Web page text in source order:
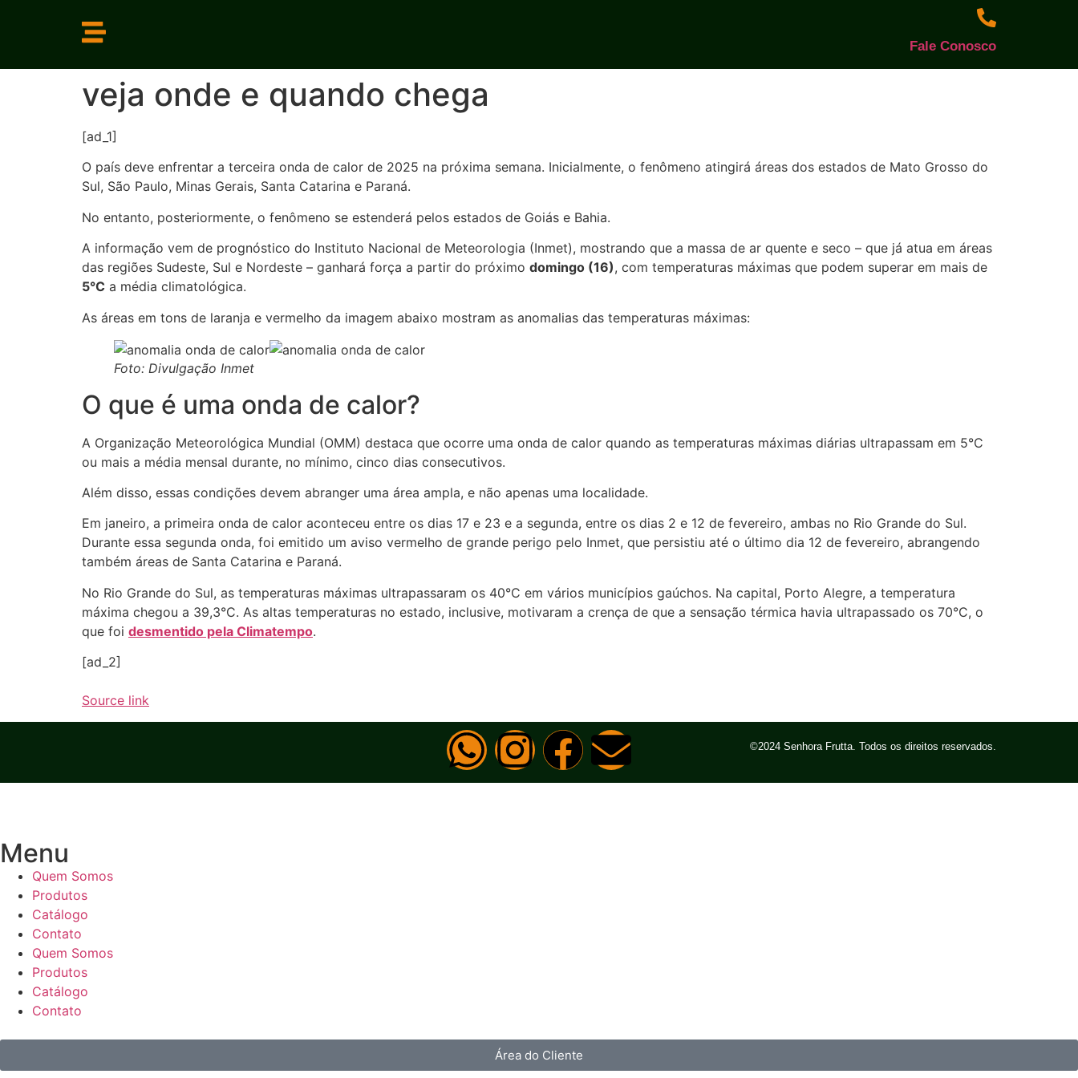
Fale Conosco
veja onde e quando chega
[ad_1]
O país deve enfrentar a terceira onda de calor de 2025 na próxima semana. Inicialmente, o fenômeno atingirá áreas dos estados de Mato Grosso do
Sul, São Paulo, Minas Gerais, Santa Catarina e Paraná.
No entanto, posteriormente, o fenômeno se estenderá pelos estados de Goiás e Bahia.
A informação vem de prognóstico do Instituto Nacional de Meteorologia (Inmet), mostrando que a massa de ar quente e seco – que já atua em áreas
das regiões Sudeste, Sul e Nordeste – ganhará força a partir do próximo domingo (16), com temperaturas máximas que podem superar em mais de
5°C a média climatológica.
As áreas em tons de laranja e vermelho da imagem abaixo mostram as anomalias das temperaturas máximas:
Foto: Divulgação Inmet
O que é uma onda de calor?
A Organização Meteorológica Mundial (OMM) destaca que ocorre uma onda de calor quando as temperaturas máximas diárias ultrapassam em 5°C
ou mais a média mensal durante, no mínimo, cinco dias consecutivos.
Além disso, essas condições devem abranger uma área ampla, e não apenas uma localidade.
Em janeiro, a primeira onda de calor aconteceu entre os dias 17 e 23 e a segunda, entre os dias 2 e 12 de fevereiro, ambas no Rio Grande do Sul.
Durante essa segunda onda, foi emitido um aviso vermelho de grande perigo pelo Inmet, que persistiu até o último dia 12 de fevereiro, abrangendo
também áreas de Santa Catarina e Paraná.
No Rio Grande do Sul, as temperaturas máximas ultrapassaram os 40°C em vários municípios gaúchos. Na capital, Porto Alegre, a temperatura
máxima chegou a 39,3°C. As altas temperaturas no estado, inclusive, motivaram a crença de que a sensação térmica havia ultrapassado os 70°C, o
que foi desmentido pela Climatempo.
[ad_2]
Source link
©2024 Senhora Frutta. Todos os direitos reservados.
Menu
Quem Somos
Produtos
Catálogo
Contato
Quem Somos
Produtos
Catálogo
Contato
Área do Cliente